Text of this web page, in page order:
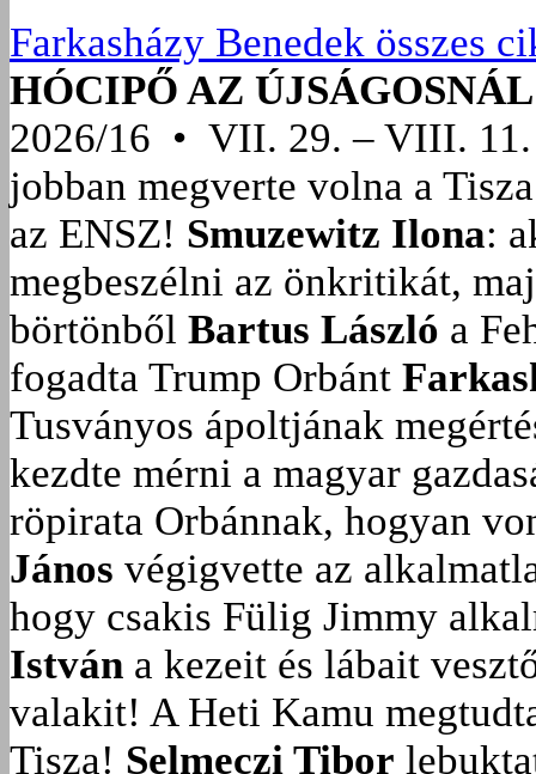
Farkasházy Benedek összes
HÓCIPŐ AZ ÚJSÁGOSNÁL
2026/16 • VII. 29. – VIII. 11.
jobban megverte volna a
az ENSZ! Smuzewitz Ilona:
megbeszélni az önkritikát,
börtönből Bartus László a
fogadta Trump Orbánt
Tusványos ápoltjának
kezdte mérni a magyar
röpirata Orbánnak, hogyan
János végigvette az
hogy csakis Fülig Jimmy
István a kezeit és lábait
valakit! A Heti Kamu
Tisza! Selmeczi Tibor